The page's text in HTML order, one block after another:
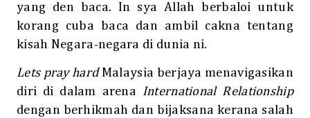
yang den baca. In sya Allah berbaloi untuk
korang cuba baca dan ambil cakna tentang
kisah Negara-negara di dunia ni.
Lets pray hardMalaysia berjaya menavigasikan
diri di dalam arena International Relationship
dengan berhikmah dan bijaksana kerana salah